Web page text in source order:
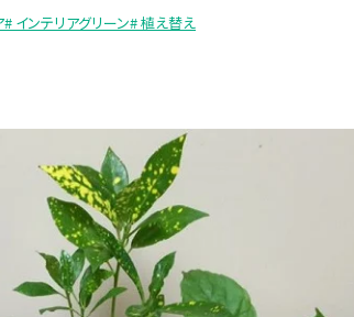
# インテリアグリーン# 植え替え